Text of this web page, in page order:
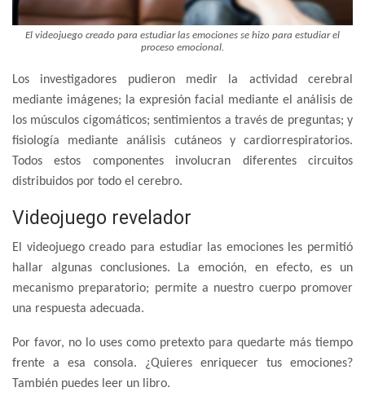
El videojuego creado para estudiar las emociones se hizo para estudiar el
proceso emocional.
Los investigadores pudieron medir la actividad cerebral
mediante imágenes; la expresión facial mediante el análisis de
los músculos cigomáticos; sentimientos a través de preguntas; y
fisiología mediante análisis cutáneos y cardiorrespiratorios.
Todos estos componentes involucran diferentes circuitos
distribuidos por todo el cerebro.
Videojuego revelador
El videojuego creado para estudiar las emociones les permitió
hallar algunas conclusiones. La emoción, en efecto, es un
mecanismo preparatorio; permite a nuestro cuerpo promover
una respuesta adecuada.
Por favor, no lo uses como pretexto para quedarte más tiempo
frente a esa consola. ¿Quieres enriquecer tus emociones?
También puedes leer un libro.